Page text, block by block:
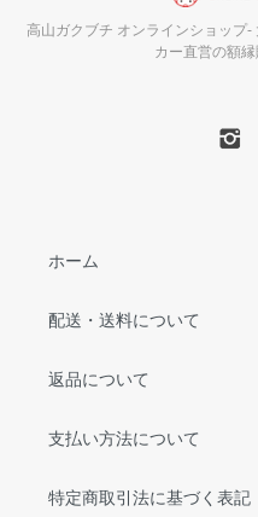
高山ガクブチ オンラインショップ
カー直営の額
ホーム
配送・送料について
返品について
支払い方法について
特定商取引法に基づく表記